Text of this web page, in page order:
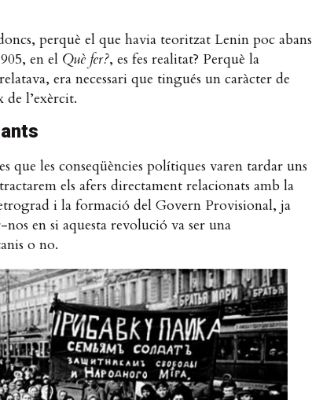
perquè el que havia teoritzat Lenin poc abans
en el Què fer?, es fes realitat? Perquè la
era necessari que tingués un caràcter de
de l’exèrcit.
que les conseqüències polítiques varen tardar uns
els afers directament relacionats amb la
i la formació del Govern Provisional, ja
en si aquesta revolució va ser una
o no.